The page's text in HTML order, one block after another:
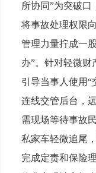
所协同”为突破口
将事故处理权限
管理力量拧成一
办”。针对轻微
引导当事人使用“
连线交管后台，
需现场等待事故
私家车轻微追尾
完成定责和保险